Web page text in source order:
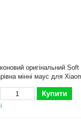
оригінальний
мінні маус для
(Повний захист
Купити